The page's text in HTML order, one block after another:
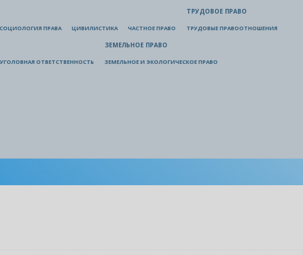
СОЦИОЛОГИЯ ПРАВА ЦИВИЛИСТИКА ЧАСТНОЕ ПРАВО
ТРУДОВОЕ ПРАВО
ТРУДОВЫЕ ПРАВООТНОШЕНИЯ
УГОЛОВНАЯ ОТВЕТСТВЕННОСТЬ
ЗЕМЕЛЬНОЕ ПРАВО
ЗЕМЕЛЬНОЕ И ЭКОЛОГИЧЕСКОЕ ПРАВО